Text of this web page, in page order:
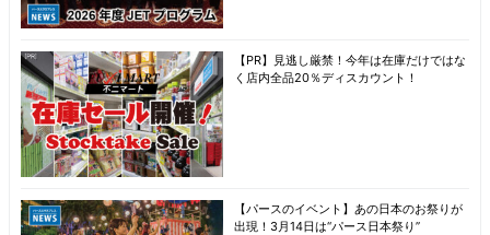
【PR】見逃し厳禁！今年は在庫だけではな
く店内全品20％ディスカウント！
【パースのイベント】あの日本のお祭りが
出現！3月14日は“パース日本祭り”